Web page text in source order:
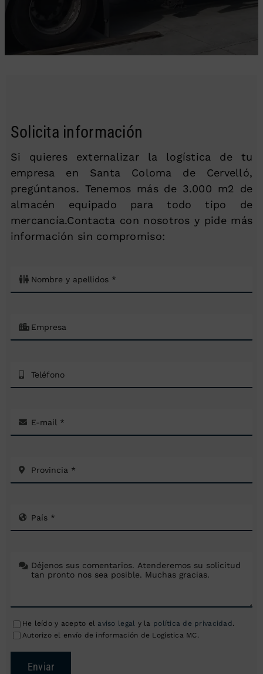
Solicita información
Si quieres externalizar la logística de tu
empresa en Santa Coloma de Cervelló,
pregúntanos. Tenemos más de 3.000 m2 de
almacén equipado para todo tipo de
mercancía.Contacta con nosotros y pide más
información sin compromiso:
He leído y acepto el aviso legal y la política de privacidad .
Autorizo el envío de información de Logística MC.
Enviar